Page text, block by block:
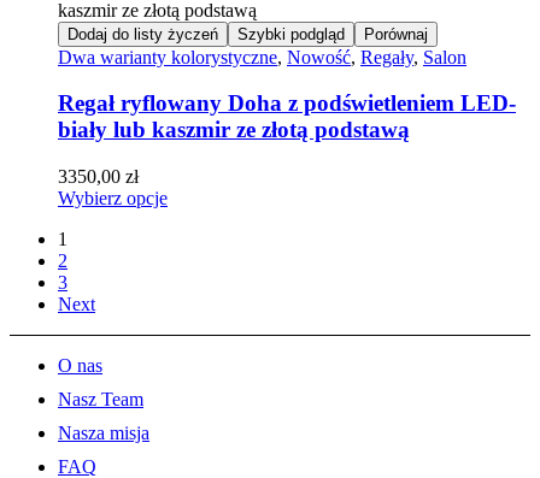
Dodaj do listy życzeń Szybki podgląd Porównaj
Dwa warianty kolorystyczne, Nowość, Regały, Salon
Regał ryflowany Doha z podświetleniem LED-
biały lub kaszmir ze złotą podstawą
3350,00 zł
Wybierz opcje
1
2
3
Next
O nas
Nasz Team
Nasza misja
FAQ